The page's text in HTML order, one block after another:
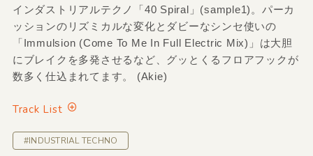
インダストリアルテクノ「40 Spiral」(sample1)。パーカ
ッションのリズミカルな変化とダビーなシンセ使いの
「Immulsion (Come To Me In Full Electric Mix)」は大胆
にブレイクを多発させるなど、グッとくるフロアフックが
数多く仕込まれてます。 (Akie)
Track List
#INDUSTRIAL TECHNO